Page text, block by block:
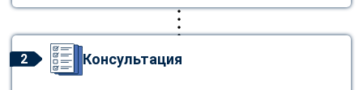
2 Консультация